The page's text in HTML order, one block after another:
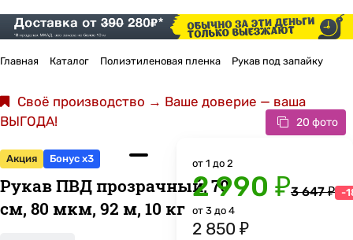
Главная Каталог Полиэтиленовая пленка Рукав под запайку
Своё производство → Ваше доверие — ваша
ВЫГОДА!
20 фото
Акция Бонус x3
Рукав ПВД прозрачный, 70
см, 80 мкм, 92 м, 10 кг
от 1 до 2
2 990 ₽3 647 ₽ -
от 3 до 4
2 850 ₽